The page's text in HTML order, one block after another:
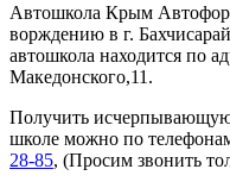
Автошкола Крым
ворждению в г.
автошкола находится по
Македонского,11.
Получить
школе можно по
28-85, (Просим звонить